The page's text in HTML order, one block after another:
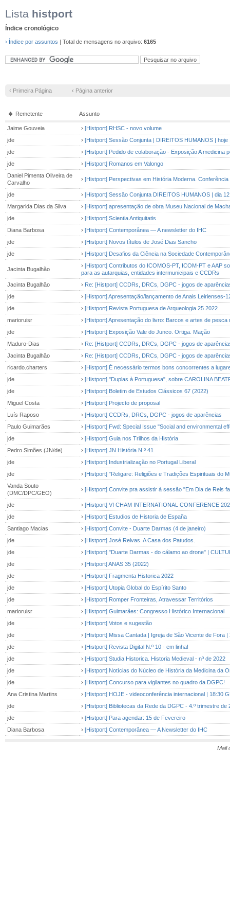
Lista histport
Índice cronológico
› Índice por assuntos | Total de mensagens no arquivo: 6165
‹ Primeira Página ‹ Página anterior
Remetente Assunto
Jaime Gouveia › [Histport] RHSC - novo volume
jde
› [Histport] Sessão Conjunta | DIREITOS HUMANOS | hoje
jde
› [Histport] Pedido de colaboração - Exposição A medicina
jde
› [Histport] Romanos em Valongo
Daniel Pimenta Oliveira de
Carvalho
› [Histport] Perspectivas em História Moderna.
jde › [Histport] Sessão Conjunta DIREITOS HUMANOS | dia
Margarida Dias da Silva
› [Histport] apresentação de obra Museu Nacional de
jde
› [Histport] Scientia Antiquitatis
Diana Barbosa
› [Histport] Contemporânea — A newsletter do IHC
jde
› [Histport] Novos títulos de José Dias Sancho
jde
› [Histport] Desafios da Ciência na Sociedade
Jacinta Bugalhão
› [Histport] Contributos do ICOMOS-PT, ICOM-PT e AAP
para as autarquias, entidades intermunicipais e CCDRs
Jacinta Bugalhão
› Re: [Histport] CCDRs, DRCs, DGPC - jogos de
jde
› [Histport] Apresentação/lançamento de Anais Leirienses-
jde
› [Histport] Revista Portuguesa de Arqueologia 25 2022
marioruisr
› [Histport] Apresentação do livro: Barcos e artes de
jde
› [Histport] Exposição Vale do Junco. Ortiga. Mação
Maduro-Dias
› Re: [Histport] CCDRs, DRCs, DGPC - jogos de
Jacinta Bugalhão
› Re: [Histport] CCDRs, DRCs, DGPC - jogos de
ricardo.charters
› [Histport] É necessário termos bons concorrentes a
jde
› [Histport] "Duplas à Portuguesa", sobre CAROLINA
jde
› [Histport] Boletim de Estudos Clássicos 67 (2022)
Miguel Costa
› [Histport] Projecto de proposal
Luís Raposo
› [Histport] CCDRs, DRCs, DGPC - jogos de aparências
Paulo Guimarães
› [Histport] Fwd: Special Issue "Social and environmental
jde
› [Histport] Guia nos Trilhos da História
Pedro Simões (JN/de)
› [Histport] JN História N.º 41
jde
› [Histport] Industrialização no Portugal Liberal
jde
› [Histport] "Religare: Religiões e Tradições Espirituais do
Vanda Souto
(DMC/DPC/GEO)
› [Histport] Convite pra assistir à sessão "Em Dia de Reis
jde › [Histport] VI CHAM INTERNATIONAL CONFERENCE
jde
› [Histport] Estudios de Historia de España
Santiago Macias
› [Histport] Convite - Duarte Darmas (4 de janeiro)
jde
› [Histport] José Relvas. A Casa dos Patudos.
jde
› [Histport] "Duarte Darmas - do cálamo ao drone" |
jde
› [Histport] ANAS 35 (2022)
jde
› [Histport] Fragmenta Historica 2022
jde
› [Histport] Utopia Global do Espírito Santo
jde
› [Histport] Romper Fronteiras, Atravessar Territórios
marioruisr
› [Histport] Guimarães: Congresso Histórico Internacional
jde
› [Histport] Votos e sugestão
jde
› [Histport] Missa Cantada | Igreja de São Vicente de Fora
jde
› [Histport] Revista Digital N.º 10 - em linha!
jde
› [Histport] Studia Historica. Historia Medieval - nº de 2022
jde
› [Histport] Notícias do Núcleo de História da Medicina da
jde
› [Histport] Concurso para vigilantes no quadro da DGPC!
Ana Cristina Martins
› [Histport] HOJE - videoconferência internacional | 18:30
jde
› [Histport] Bibliotecas da Rede da DGPC - 4.º trimestre de
jde
› [Histport] Para agendar: 15 de Fevereiro
Diana Barbosa
› [Histport] Contemporânea — A Newsletter do IHC
Mail